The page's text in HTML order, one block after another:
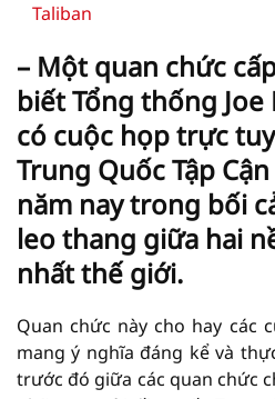
Taliban
– Một quan chức
biết Tổng thống Joe
có cuộc họp trực
Trung Quốc Tập
năm nay trong bối
leo thang giữa hai
nhất thế giới.
Quan chức này cho hay các
mang ý nghĩa đáng kể và
trước đó giữa các quan chức